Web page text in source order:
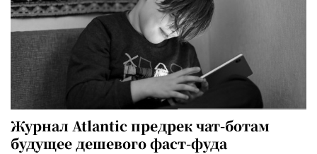
Журнал Atlantic предрек чат-ботам
будущее дешевого фаст-фуда